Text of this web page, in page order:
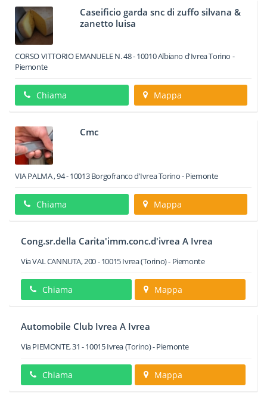
Caseificio garda snc di zuffo silvana &
zanetto luisa
CORSO VITTORIO EMANUELE N. 48-10010Albiano d'IvreaTorino -
Piemonte
Chiama Mappa
Cmc
VIA PALMA , 94-10013 Borgofranco d'IvreaTorino -Piemonte
Chiama Mappa
Cong.sr.della Carita'imm.conc.d'ivrea A Ivrea
Via VAL CANNUTA, 200-10015Ivrea(Torino) - Piemonte
Chiama Mappa
Automobile Club Ivrea A Ivrea
Via PIEMONTE, 31 -10015Ivrea(Torino) -Piemonte
Chiama Mappa